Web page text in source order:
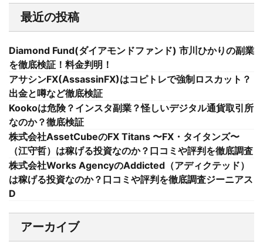
最近の投稿
Diamond Fund(ダイアモンドファンド) 市川ひかりの副業
を徹底検証！料金判明！
アサシンFX(AssassinFX)はコピトレで強制ロスカット？
出金と噂など徹底検証
Kookoは危険？インスタ副業？怪しいデジタル通貨取引所
なのか？徹底検証
株式会社AssetCubeのFX Titans 〜FX・タイタンズ〜
（江守哲）は稼げる投資なのか？口コミや評判を徹底調査
株式会社Works AgencyのAddicted（アディクテッド）
は稼げる投資なのか？口コミや評判を徹底調査ジーニアス
D
アーカイブ